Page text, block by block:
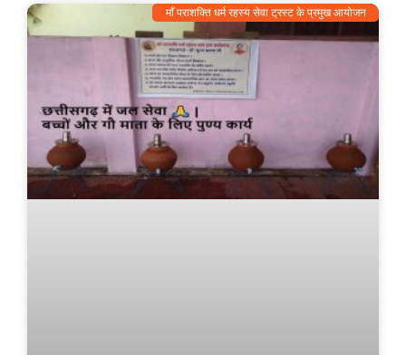
माँ पराशक्ति धर्म रहस्य सेवा ट्रस्ट के प्रमुख आयोजन